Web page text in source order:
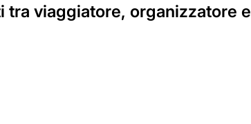
viaggiatore, organizzatore e